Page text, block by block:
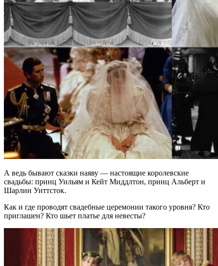
А ведь бывают сказки наяву — настоящие королевские
свадьбы: принц Уильям и Кейт Миддлтон, принц Альберт и
Шарлин Уиттсток.
Как и где проводят свадебные церемонии такого уровня? Кто
приглашен? Кто шьет платье для невесты?